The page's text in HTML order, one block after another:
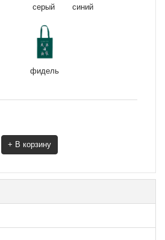
серый синий
фидель
+ В корзину